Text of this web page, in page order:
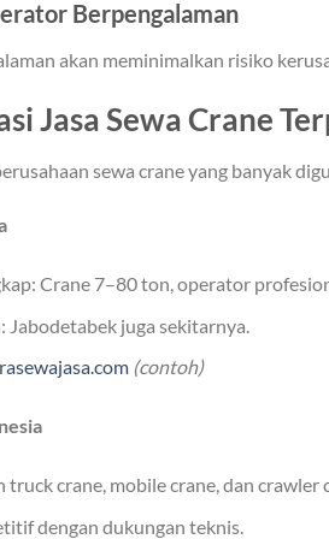
Berpengalaman
akan meminimalkan risiko
Jasa Sewa Crane
sewa crane yang banyak
Crane 7–80 ton, operator
Jabodetabek juga sekitarnya.
(contoh)
truck crane, mobile crane, dan crawler
dengan dukungan teknis.